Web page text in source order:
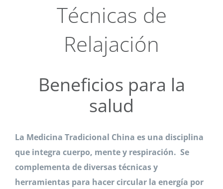
Técnicas de
Relajación
Beneficios para la
salud
La Medicina Tradicional China es una disciplina
que integra cuerpo, mente y respiración. Se
complementa de diversas técnicas y
herramientas para hacer circular la energía por